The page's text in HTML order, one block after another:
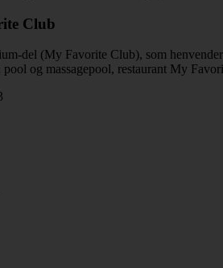
Club
del (My Favorite Club), som
pool og massagepool, restaurant My